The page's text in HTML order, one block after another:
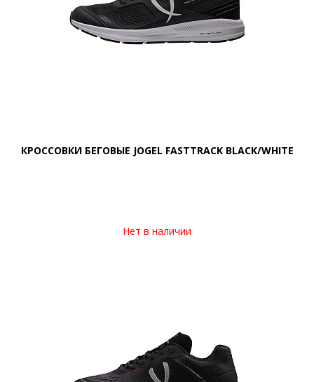
КРОССОВКИ БЕГОВЫЕ JOGEL FASTTRACK BLACK/WHITE
Нет в наличии